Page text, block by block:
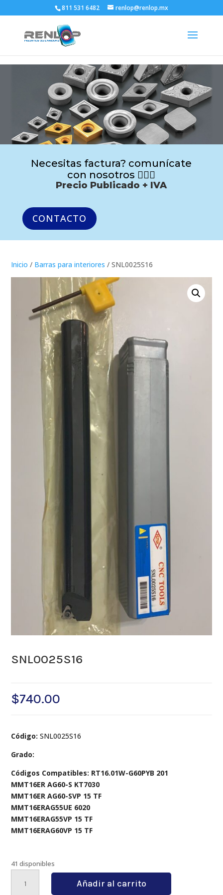
811 531 6482 renlop@renlop.mx
Necesitas factura? comunícate
con nosotros 🙋🏻‍♂️
Precio Publicado + IVA
CONTACTO
Inicio / Barras para interiores / SNL0025S16
SNL0025S16
$740.00
Código: SNL0025S16
Grado:
Códigos Compatibles: RT16.01W-G60PYB 201
MMT16ER AG60-S KT7030
MMT16ER AG60-SVP 15 TF
MMT16ERAG55UE 6020
MMT16ERAG55VP 15 TF
MMT16ERAG60VP 15 TF
41 disponibles
SNL0025S16
cantidad
Añadir al carrito